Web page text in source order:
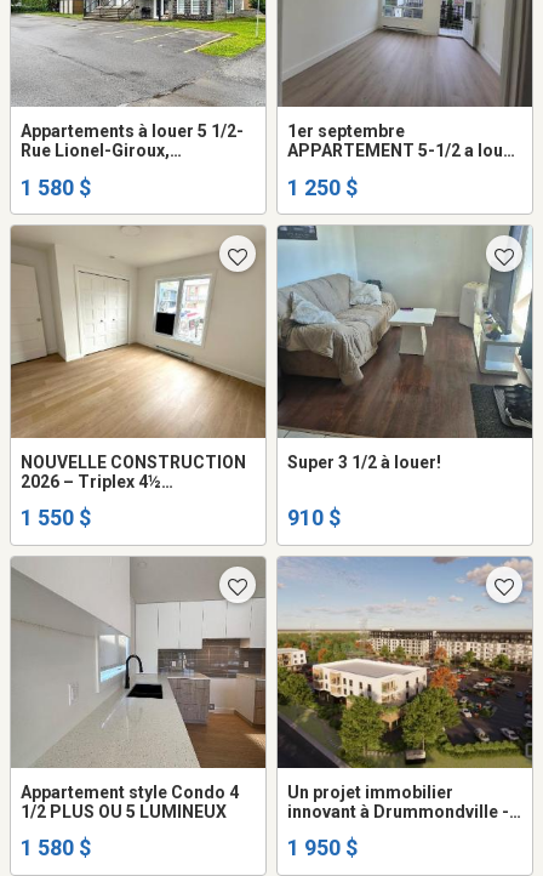
Appartements à louer 5 1/2-
Rue Lionel-Giroux,
1 580 $
1er septembre
APPARTEMENT 5-1/2 a louer
1 250 $
NOUVELLE CONSTRUCTION
2026 – Triplex 4½
1 550 $
Super 3 1/2 à louer!
910 $
Appartement style Condo 4
1/2 PLUS OU 5 LUMINEUX
1 580 $
Un projet immobilier
innovant à Drummondville -
logement à louer
1 950 $